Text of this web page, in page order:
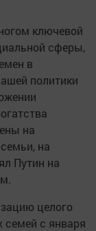
ключевой
сферы,
в
политики
на
на
Путин на
целого
семей с января